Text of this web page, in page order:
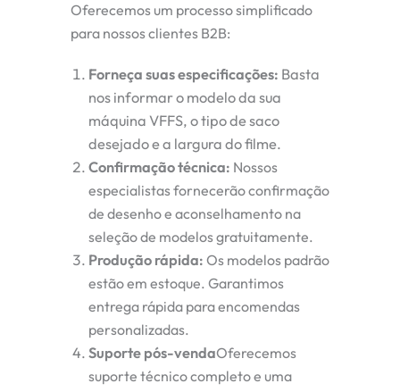
Oferecemos um processo simplificado
para nossos clientes B2B:
Forneça suas especificações: Basta
nos informar o modelo da sua
máquina VFFS, o tipo de saco
desejado e a largura do filme.
Confirmação técnica: Nossos
especialistas fornecerão confirmação
de desenho e aconselhamento na
seleção de modelos gratuitamente.
Produção rápida: Os modelos padrão
estão em estoque. Garantimos
entrega rápida para encomendas
personalizadas.
Suporte pós-vendaOferecemos
suporte técnico completo e uma